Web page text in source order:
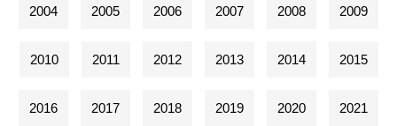
2004 2005 2006 2007 2008 2009
2010 2011 2012 2013 2014 2015
2016 2017 2018 2019 2020 2021